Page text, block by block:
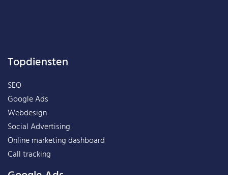
Topdiensten
SEO
Google Ads
Webdesign
Social Advertising
Online marketing dashboard
Call tracking